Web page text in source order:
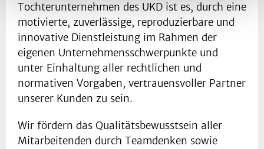
Tochterunternehmen des UKD ist es, durch eine
motivierte, zuverlässige, reproduzierbare und
innovative Dienstleistung im Rahmen der
eigenen Unternehmensschwerpunkte und
unter Einhaltung aller rechtlichen und
normativen Vorgaben, vertrauensvoller Partner
unserer Kunden zu sein.
Wir fördern das Qualitätsbewusstsein aller
Mitarbeitenden durch Teamdenken sowie